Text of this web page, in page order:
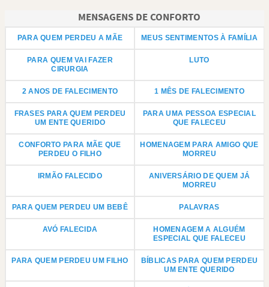
MENSAGENS DE CONFORTO
PARA QUEM PERDEU A MÃE MEUS SENTIMENTOS À FAMÍLIA
PARA QUEM VAI FAZER
CIRURGIA
LUTO
2 ANOS DE FALECIMENTO 1 MÊS DE FALECIMENTO
FRASES PARA QUEM PERDEU
UM ENTE QUERIDO
PARA UMA PESSOA ESPECIAL
QUE FALECEU
CONFORTO PARA MÃE QUE
PERDEU O FILHO
HOMENAGEM PARA AMIGO QUE
MORREU
IRMÃO FALECIDO
ANIVERSÁRIO DE QUEM JÁ
MORREU
PARA QUEM PERDEU UM BEBÊ PALAVRAS
AVÓ FALECIDA
HOMENAGEM A ALGUÉM
ESPECIAL QUE FALECEU
PARA QUEM PERDEU UM FILHO
BÍBLICAS PARA QUEM PERDEU
UM ENTE QUERIDO